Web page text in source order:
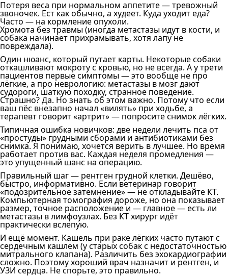
Потеря веса при нормальном аппетите — тревожный
звоночек. Ест как обычно, а худеет. Куда уходит еда?
Часто — на кормление опухоли.
Хромота без травмы (иногда метастазы идут в кости, и
собака начинает прихрамывать, хотя лапу не
повреждала).
Один нюанс, который путает карты. Некоторые собаки
откашливают мокроту с кровью, но не всегда. А у трети
пациентов первые симптомы — это вообще не про
лёгкие, а про неврологию: метастазы в мозг дают
судороги, шаткую походку, странное поведение.
Страшно? Да. Но знать об этом важно. Потому что если
ваш пёс внезапно начал «вилять» при ходьбе, а
терапевт говорит «артрит» — попросите снимок лёгких.
Типичная ошибка новичков: две недели лечить пса от
«простуды» грудными сборами и антибиотиками без
снимка. Я понимаю, хочется верить в лучшее. Но время
работает против вас. Каждая неделя промедления —
это упущенный шанс на операцию.
Правильный шаг — рентген грудной клетки. Дешёво,
быстро, информативно. Если ветеринар говорит
«подозрительное затемнение» — не откладывайте КТ.
Компьютерная томография дороже, но она показывает
размер, точное расположение и — главное — есть ли
метастазы в лимфоузлах. Без КТ хирург идёт
практически вслепую.
И ещё момент. Кашель при раке лёгких часто путают с
сердечным кашлем (у старых собак с недостаточностью
митрального клапана). Различить без эхокардиографии
сложно. Поэтому хороший врач назначит и рентген, и
УЗИ сердца. Не спорьте, это правильно.